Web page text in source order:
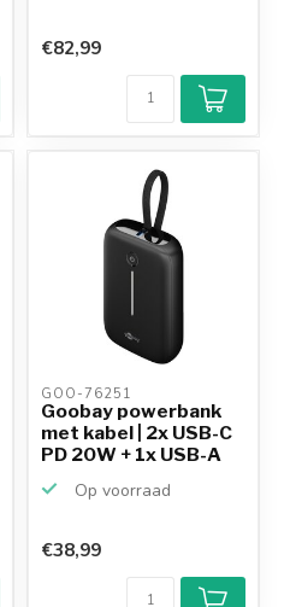
€82,99
GOO-76251
Goobay powerbank
met kabel | 2x USB-C
PD 20W + 1x USB-A
Op voorraad
€38,99